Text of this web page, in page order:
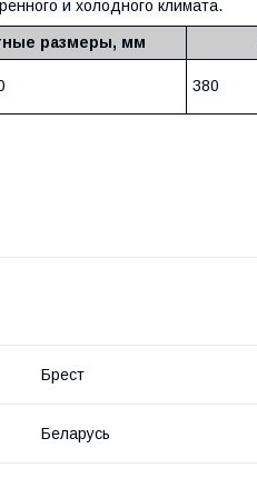
и холодного климата.
размеры, мм
380
Брест
Беларусь